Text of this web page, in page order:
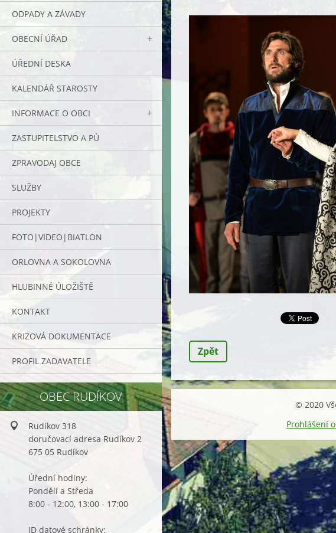
ODPADY A ZÁVADY
OBECNÍ ÚŘAD
ÚŘEDNÍ DESKA
KALENDÁŘ STAROSTY
INFORMACE O OBCI
ZASTUPITELSTVO A PÚ
ZPRAVODAJ OBCE
SLUŽBY
PROJEKTY
FOTO|VIDEO|BIATLON
ORLOVNA A SOKOLOVNA
HLUBINNÉ ÚLOŽIŠTĚ
KONTAKT
KRIZOVÁ DOKUMENTACE
PROFIL ZADAVATELE
OBEC RUDÍKOV
Rudíkov 318
doručovací adresa Rudíkov 2
675 05 Rudíkov
Úřední hodiny:
Pondělí a Středa
8:00 - 12:00, 13:00 - 17:00
ID datové schránky:
Zpět
© 2020
Prohlášení